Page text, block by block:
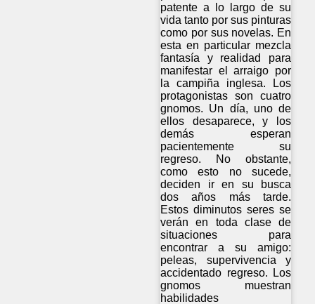
patente a lo largo de su
vida tanto por sus pinturas
como por sus novelas. En
esta en particular mezcla
fantasía y realidad para
manifestar el arraigo por
la campiña inglesa. Los
protagonistas son cuatro
gnomos. Un día, uno de
ellos desaparece, y los
demás esperan
pacientemente su
regreso. No obstante,
como esto no sucede,
deciden ir en su busca
dos años más tarde.
Estos diminutos seres se
verán en toda clase de
situaciones para
encontrar a su amigo:
peleas, supervivencia y
accidentado regreso. Los
gnomos muestran
habilidades